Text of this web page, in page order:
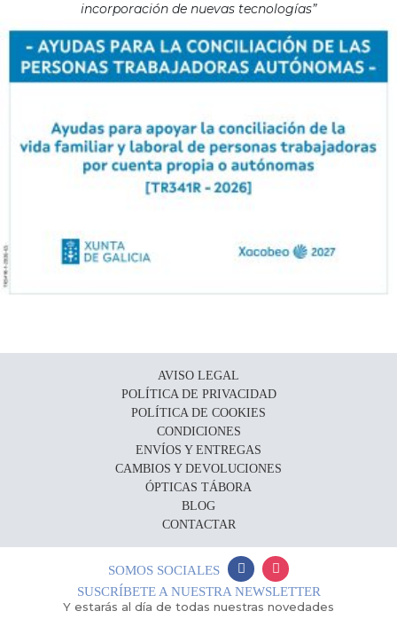
incorporación de nuevas tecnologías”
AVISO LEGAL
POLÍTICA DE PRIVACIDAD
POLÍTICA DE COOKIES
CONDICIONES
ENVÍOS Y ENTREGAS
CAMBIOS Y DEVOLUCIONES
ÓPTICAS TÁBORA
BLOG
CONTACTAR
SOMOS SOCIALES
SUSCRÍBETE A NUESTRA NEWSLETTER
Y estarás al día de todas nuestras novedades